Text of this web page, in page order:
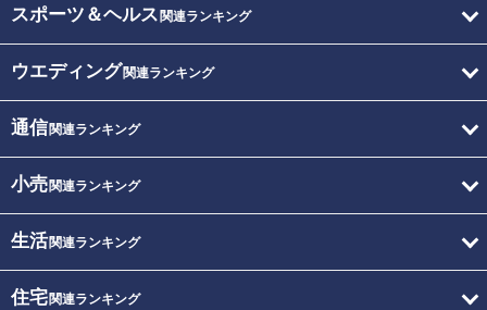
スポーツ＆ヘルス 関連ランキング
ウエディング関連ランキング
通信関連ランキング
小売関連ランキング
生活関連ランキング
住宅関連ランキング